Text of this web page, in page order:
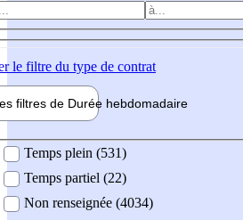
le filtre du type de contrat
filtres de Durée hebdomadaire
Temps plein (531)
Temps partiel (22)
Non renseignée (4034)